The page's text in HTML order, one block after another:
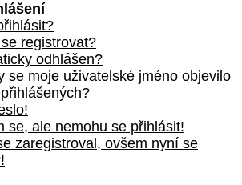
registrovat?
odhlášen?
se moje uživatelské jméno objevilo
se, ale nemohu se přihlásit!
zaregistroval, ovšem nyní se